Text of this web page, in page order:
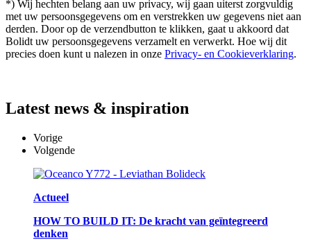
*) Wij hechten belang aan uw privacy, wij gaan uiterst zorgvuldig
met uw persoonsgegevens om en verstrekken uw gegevens niet aan
derden. Door op de verzendbutton te klikken, gaat u akkoord dat
Bolidt uw persoonsgegevens verzamelt en verwerkt. Hoe wij dit
precies doen kunt u nalezen in onze Privacy- en Cookieverklaring.
Latest news & inspiration
Vorige
Volgende
Actueel
HOW TO BUILD IT: De kracht van geïntegreerd
denken